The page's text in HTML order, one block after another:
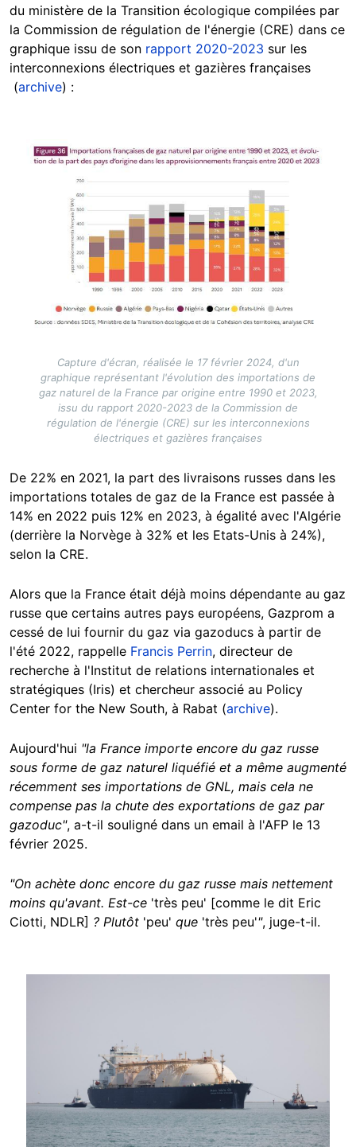
du ministère de la Transition écologique compilées par
la Commission de régulation de l'énergie (CRE) dans ce
graphique issu de son rapport 2020-2023 sur les
interconnexions électriques et gazières françaises
(archive) :
Image
Capture d'écran, réalisée le 17 février 2024, d'un
graphique représentant l'évolution des importations de
gaz naturel de la France par origine entre 1990 et 2023,
issu du rapport 2020-2023 de la Commission de
régulation de l'énergie (CRE) sur les interconnexions
électriques et gazières françaises
De 22% en 2021, la part des livraisons russes dans les
importations totales de gaz de la France est passée à
14% en 2022 puis 12% en 2023, à égalité avec l'Algérie
(derrière la Norvège à 32% et les Etats-Unis à 24%),
selon la CRE.
Alors que la France était déjà moins dépendante au gaz
russe que certains autres pays européens, Gazprom a
cessé de lui fournir du gaz via gazoducs à partir de
l'été 2022, rappelle Francis Perrin, directeur de
recherche à l'Institut de relations internationales et
stratégiques (Iris) et chercheur associé au Policy
Center for the New South, à Rabat (archive).
Aujourd'hui "la France importe encore du gaz russe
sous forme de gaz naturel liquéfié et a même augmenté
récemment ses importations de GNL, mais cela ne
compense pas la chute des exportations de gaz par
gazoduc", a-t-il souligné dans un email à l'AFP le 13
février 2025.
"On achète donc encore du gaz russe mais nettement
moins qu'avant. Est-ce 'très peu' [comme le dit Eric
Ciotti, NDLR] ? Plutôt 'peu' que 'très peu'", juge-t-il.